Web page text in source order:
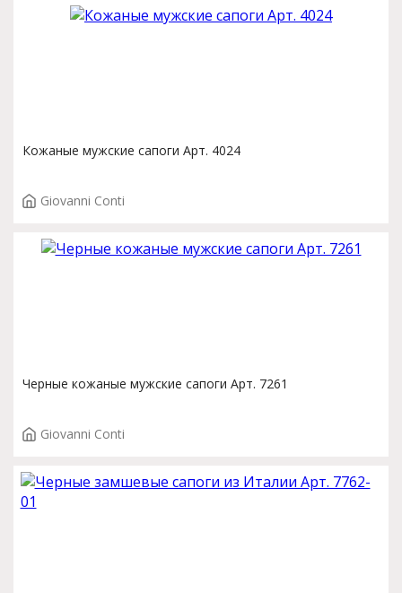
Кожаные мужские сапоги Арт. 4024
Giovanni Conti
Черные кожаные мужские сапоги Арт. 7261
Giovanni Conti